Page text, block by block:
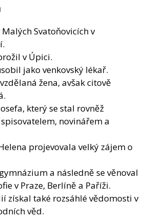
Svatoňovicích v
v Úpici.
jako venkovský lékař.
žena, avšak citově
který se stal rovněž
novinářem a
projevovala velký zájem o
a následně se věnoval
v Praze, Berlíně a Paříži.
získal také rozsáhlé vědomosti v
věd.